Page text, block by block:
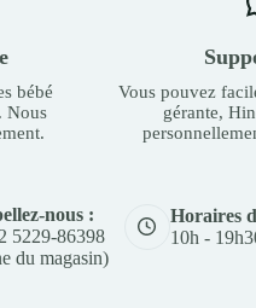
bébé
Nous
Vous pouvez
gérante,
nous :
5229-86398
du magasin)
Horaires
10h -